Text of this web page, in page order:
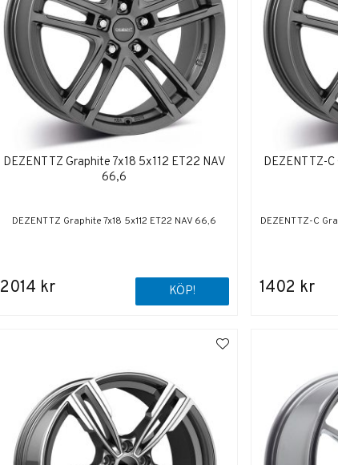
DEZENT TZ Graphite 7x18 5x112 ET22 NAV
66,6
DEZENT TZ Graphite 7x18 5x112 ET22 NAV 66,6
2014 kr KÖP!
DEZENT TZ-
DEZENT TZ-C
1402 kr